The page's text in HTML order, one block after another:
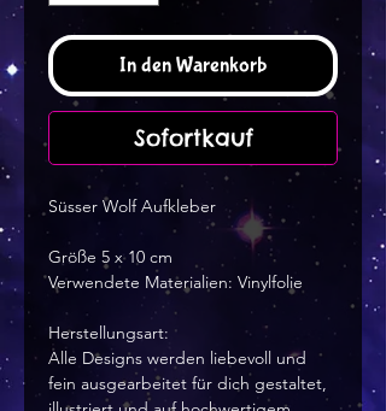
In den Warenkorb
Sofortkauf
Süsser Wolf Aufkleber
Größe 5 x 10 cm
Verwendete Materialien: Vinylfolie
Herstellungsart:
Alle Designs werden liebevoll und
fein ausgearbeitet für dich gestaltet,